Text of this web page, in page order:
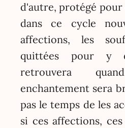
d'autre, protégé pour
dans ce cycle
affections, les
quittées pour y
retrouvera
enchantement sera
pas le temps de les
si ces affections,